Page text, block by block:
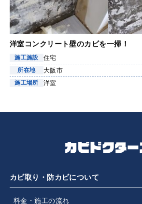
洋室コンクリート壁のカビを一掃！
施工施設 住宅
所在地 大阪市
施工場所 洋室
カビ取り・防カビについて
料金・施工の流れ